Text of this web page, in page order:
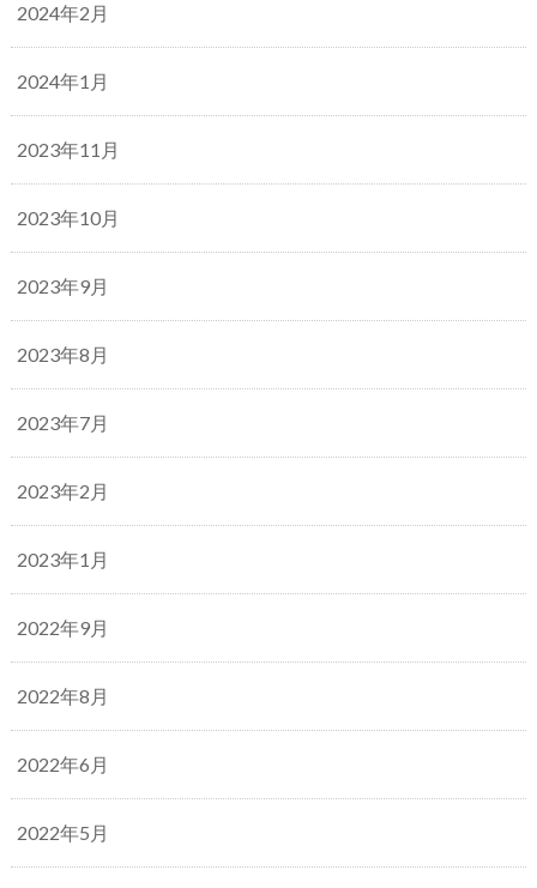
2024年2月
2024年1月
2023年11月
2023年10月
2023年9月
2023年8月
2023年7月
2023年2月
2023年1月
2022年9月
2022年8月
2022年6月
2022年5月